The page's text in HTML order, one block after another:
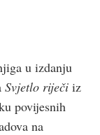
u izdanju
Svjetlo riječi iz
povijesnih
na